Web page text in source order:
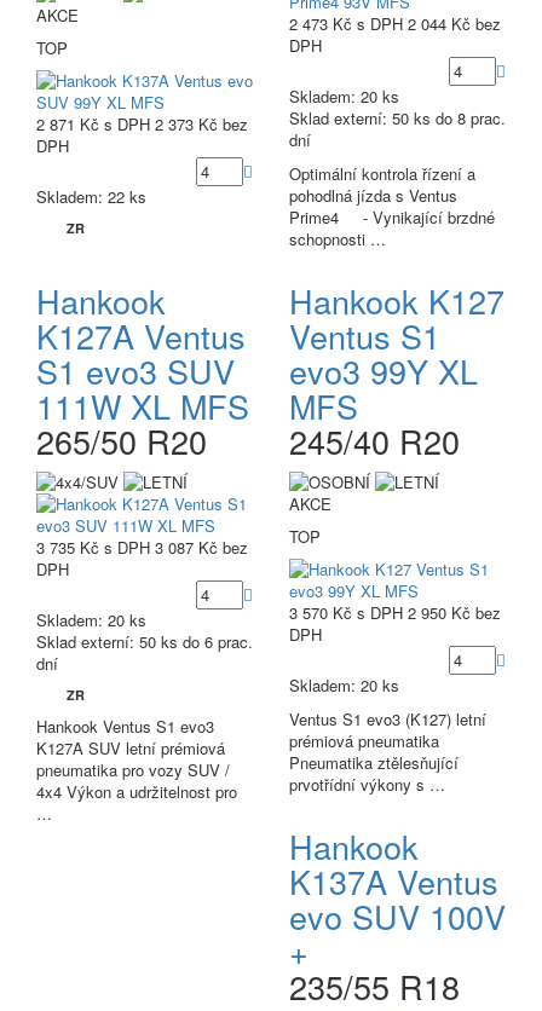
AKCE
TOP
2 871 Kč s DPH 2 373 Kč bez
DPH
Skladem: 22 ks
ZR
2 473 Kč s DPH 2 044 Kč bez
DPH
Skladem: 20 ks
Sklad externí: 50 ks do 8 prac.
dní
Optimální kontrola řízení a
pohodlná jízda s Ventus
Prime4 - Vynikající brzdné
schopnosti …
Hankook
K127A Ventus
S1 evo3 SUV
111W XL MFS
265/50 R20
3 735 Kč s DPH 3 087 Kč bez
DPH
Skladem: 20 ks
Sklad externí: 50 ks do 6 prac.
dní
ZR
Hankook Ventus S1 evo3
K127A SUV letní prémiová
pneumatika pro vozy SUV /
4x4 Výkon a udržitelnost pro
…
Hankook K127
Ventus S1
evo3 99Y XL
MFS
245/40 R20
AKCE
TOP
3 570 Kč s DPH 2 950 Kč bez
DPH
Skladem: 20 ks
Ventus S1 evo3 (K127) letní
prémiová pneumatika
Pneumatika ztělesňující
prvotřídní výkony s …
Hankook
K137A Ventus
evo SUV 100V
+
235/55 R18